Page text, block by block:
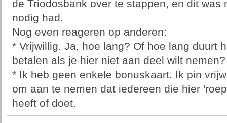
de Triodosbank over te stappen, en dit
nodig had.
Nog even reageren op anderen:
* Vrijwillig. Ja, hoe lang? Of hoe lang duurt
betalen als je hier niet aan deel wilt nemen?
* Ik heb geen enkele bonuskaart. Ik pin
om aan te nemen dat iedereen die hier
heeft of doet.